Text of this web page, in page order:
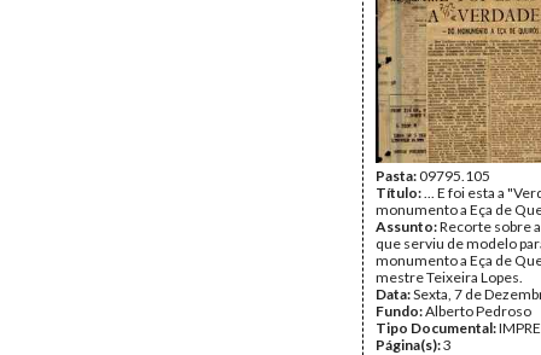
Pasta:09795.105
Título:... E foi esta a
monumento a Eça de
Assunto:Recorte sobre
que serviu de modelo
monumento a Eça de
mestre Teixeira Lopes.
Data:Sexta, 7 de
Fundo:Alberto Pedroso
Tipo Documental:
Página(s):3